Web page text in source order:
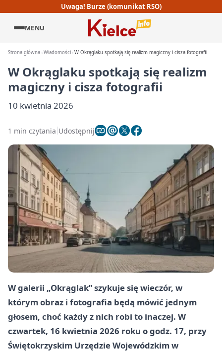
Uwaga! Burze (komunikat RSO)
MENU
Strona główna Wiadomości W Okrąglaku spotkają się realizm magiczny i cisza fotografii
W Okrąglaku spotkają się realizm
magiczny i cisza fotografii
10 kwietnia 2026
1 min czytania Udostępnij
W galerii „Okrąglak” szykuje się wieczór, w
którym obraz i fotografia będą mówić jednym
głosem, choć każdy z nich robi to inaczej. W
czwartek, 16 kwietnia 2026 roku o godz. 17, przy
Świętokrzyskim Urzędzie Wojewódzkim w